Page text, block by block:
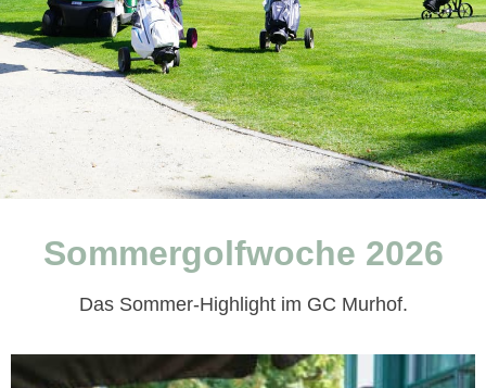
Sommergolfwoche 2026
Das Sommer-Highlight im GC Murhof.